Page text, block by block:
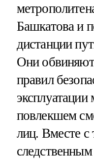
Башкатова и
дистанции
Они
правил
эксплуатации
повлекшем
лиц. Вместе